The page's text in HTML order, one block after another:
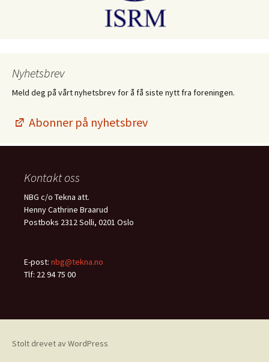
Nyhetsbrev
Meld deg på vårt nyhetsbrev for å få siste nytt fra foreningen.
Abonner på nyhetsbrev
Kontakt oss
NBG c/o Tekna att.
Henny Cathrine Braarud
Postboks 2312 Solli, 0201 Oslo
E-post: nbg@tekna.no
Tlf: 22 94 75 00
Stolt drevet av WordPress